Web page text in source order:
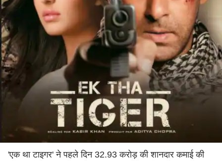
'एक था टाइगर' ने पहले दिन 32.93 करोड़ की शानदार कमाई की